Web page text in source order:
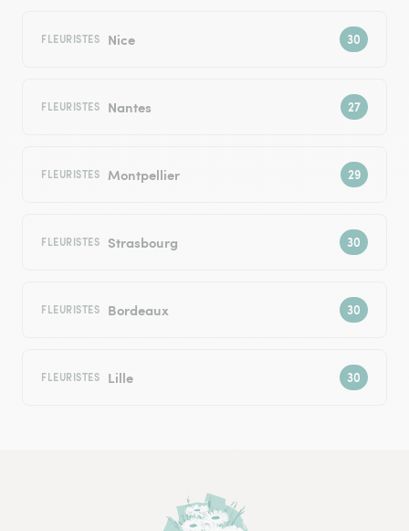
FLEURISTES Nice
FLEURISTES Nantes
FLEURISTES Montpellier
FLEURISTES Strasbourg
FLEURISTES Bordeaux
FLEURISTES Lille